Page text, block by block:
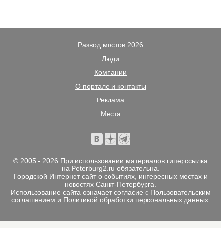
Развод мостов 2026
Люди
Компании
О портале и контакты
Реклама
Места
© 2005 - 2026 При использовании материалов гиперссылка
на Peterburg2.ru обязательна.
Городской Интернет сайт о событиях, интересных местах и
новостях Санкт-Петербурга.
Использование сайта означает согласие с Пользовательским
соглашением и Политикой обработки персональных данных.